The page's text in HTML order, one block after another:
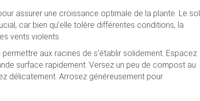
assurer une croissance optimale de la plante. Le sol
car bien qu’elle tolère différentes conditions, la
vents violents.
aux racines de s’établir solidement. Espacez
surface rapidement. Versez un peu de compost au
délicatement. Arrosez généreusement pour